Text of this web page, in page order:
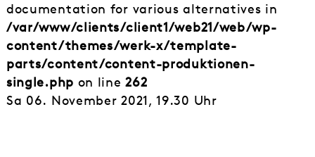
documentation for various alternatives in
/var/www/clients/client1/web21/web/wp-
content/themes/werk-x/template-
parts/content/content-produktionen-
single.php on line262
Sa 06. November 2021, 19.30 Uhr